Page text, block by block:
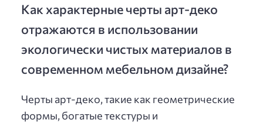
Как характерные черты арт-деко
отражаются в использовании
экологически чистых материалов в
современном мебельном дизайне?
Черты арт-деко, такие как геометрические
формы, богатые текстуры и